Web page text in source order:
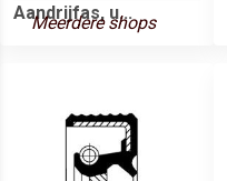
Aandrijfas, u...
Meerdere shops